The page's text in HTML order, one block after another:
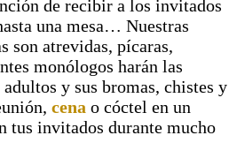
de recibir a los invitados
una mesa… Nuestras
son atrevidas, pícaras,
monólogos harán las
y sus bromas, chistes y
cena o cóctel en un
tus invitados durante mucho